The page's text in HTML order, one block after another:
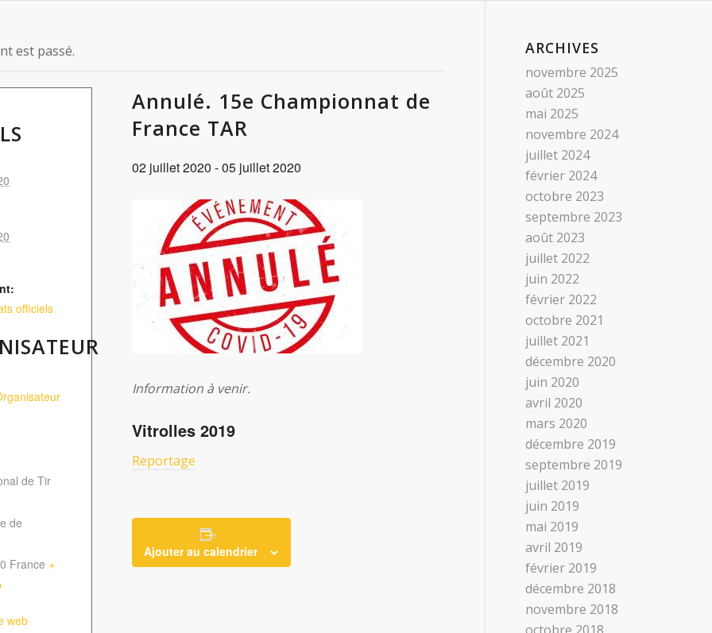
est passé.
Annulé. 15e Championnat de
France TAR
02 juillet 2020 -05 juillet 2020
Information à venir.
Vitrolles 2019
Reportage
Ajouter au calendrier
officiels
de Tir
de
France +
web
ARCHIVES
novembre 2025
août 2025
mai 2025
novembre 2024
juillet 2024
février 2024
octobre 2023
septembre 2023
août 2023
juillet 2022
juin 2022
février 2022
octobre 2021
juillet 2021
décembre 2020
juin 2020
avril 2020
mars 2020
décembre 2019
septembre 2019
juillet 2019
juin 2019
mai 2019
avril 2019
février 2019
décembre 2018
novembre 2018